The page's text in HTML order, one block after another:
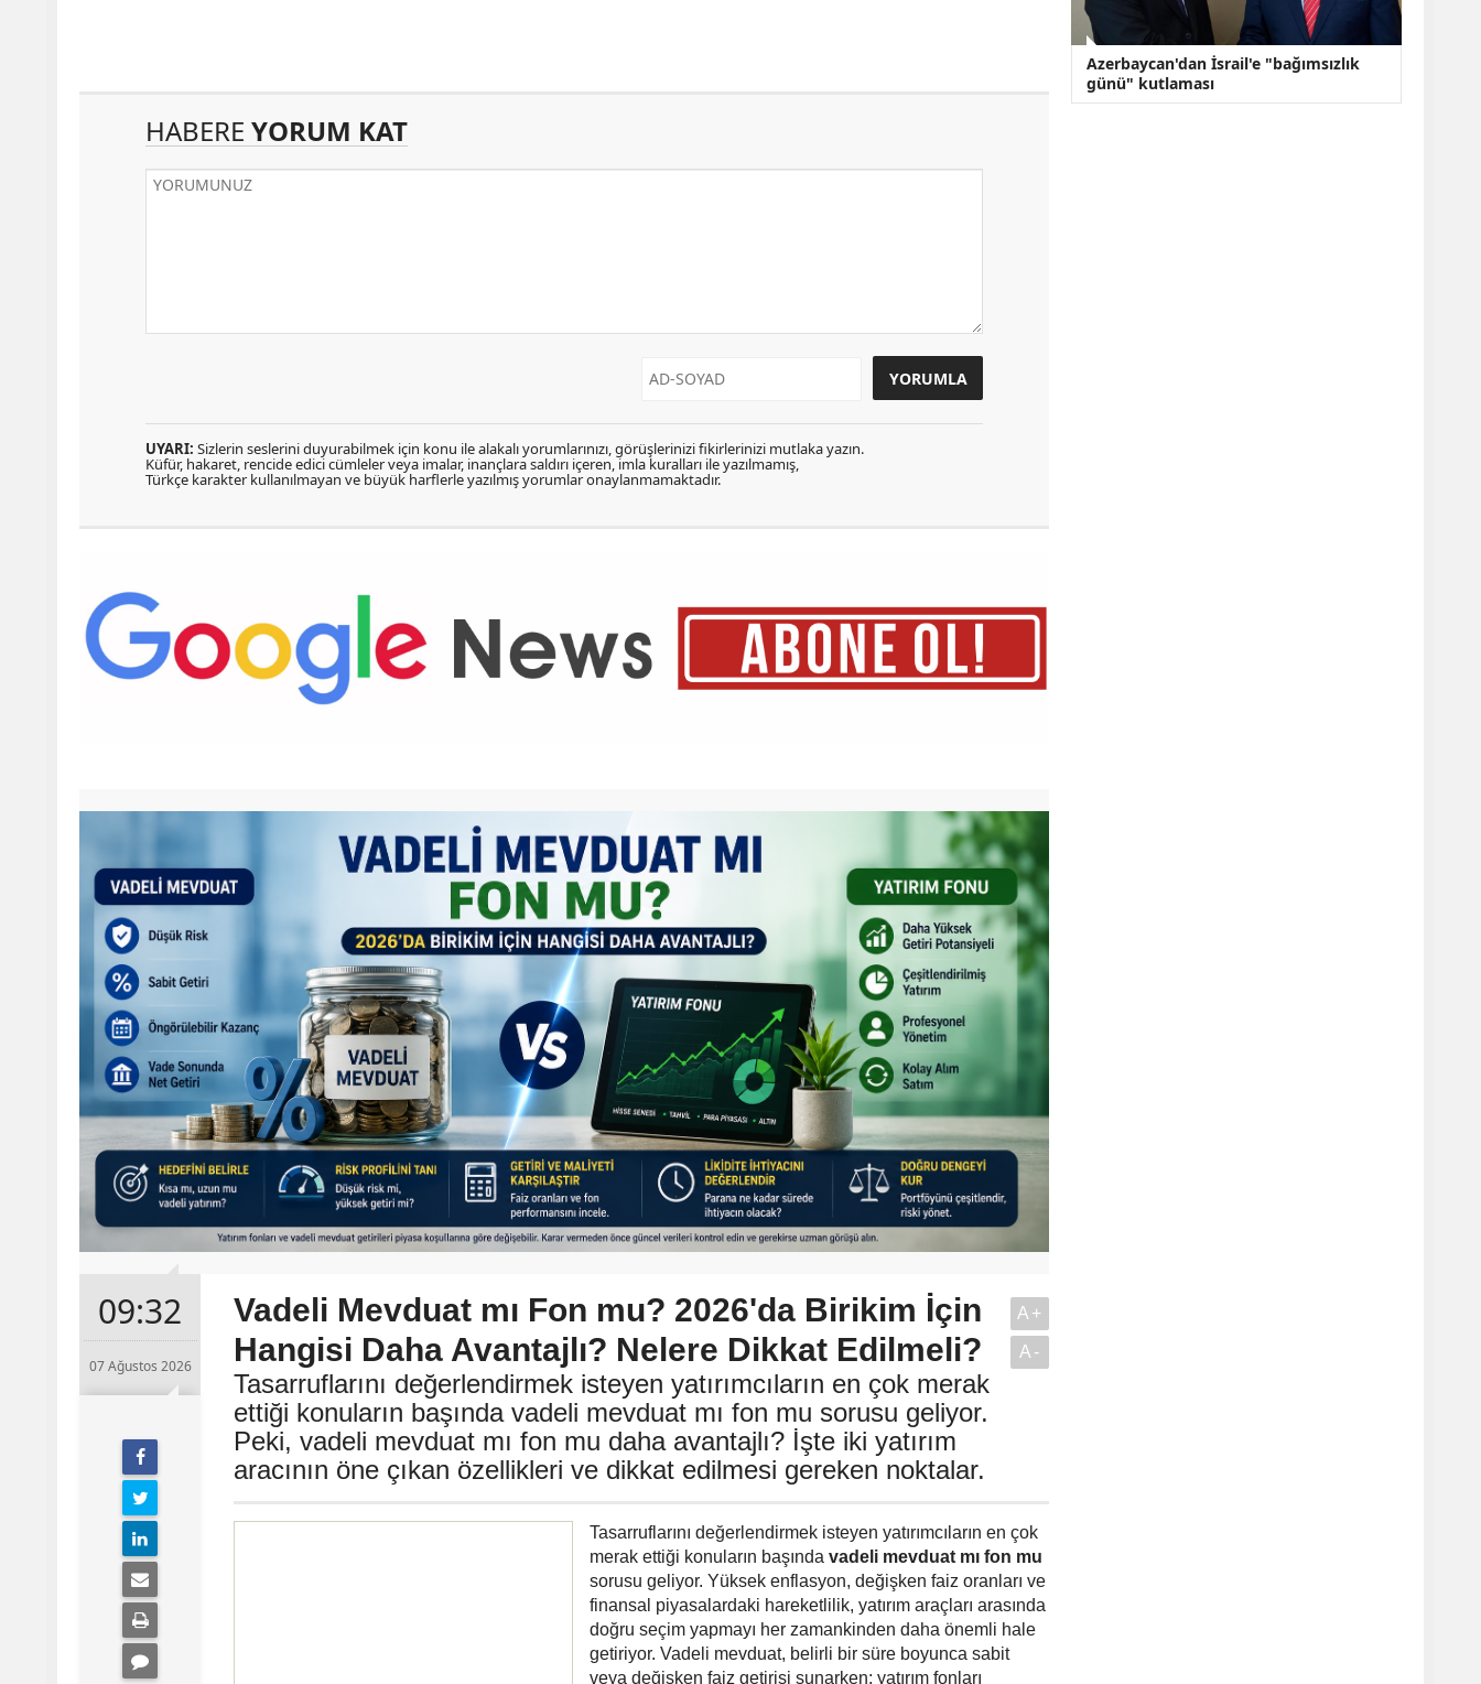
HABERE YORUM KAT
UYARI: Sizlerin seslerini duyurabilmek için konu ile alakalı yorumlarınızı, görüşlerinizi fikirlerinizi mutlaka yazın.
Küfür, hakaret, rencide edici cümleler veya imalar, inançlara saldırı içeren, imla kuralları ile yazılmamış,
Türkçe karakter kullanılmayan ve büyük harflerle yazılmış yorumlar onaylanmamaktadır.
09:32
07 Ağustos 2026
Vadeli Mevduat mı Fon mu? 2026'da Birikim İçin
Hangisi Daha Avantajlı? Nelere Dikkat Edilmeli?
Tasarruflarını değerlendirmek isteyen yatırımcıların en çok merak
ettiği konuların başında vadeli mevduat mı fon mu sorusu geliyor.
Peki, vadeli mevduat mı fon mu daha avantajlı? İşte iki yatırım
aracının öne çıkan özellikleri ve dikkat edilmesi gereken noktalar.
A+
A-
Tasarruflarını değerlendirmek isteyen yatırımcıların en çok
merak ettiği konuların başında vadeli mevduat mı fon mu
sorusu geliyor. Yüksek enflasyon, değişken faiz oranları ve
finansal piyasalardaki hareketlilik, yatırım araçları arasında
doğru seçim yapmayı her zamankinden daha önemli hale
getiriyor. Vadeli mevduat, belirli bir süre boyunca sabit
veya değişken faiz getirisi sunarken; yatırım fonları
Azerbaycan'dan İsrail'e "bağımsızlık
günü" kutlaması